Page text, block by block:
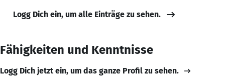
Logg Dich ein, um alle Einträge zu sehen.
Fähigkeiten und Kenntnisse
Logg Dich jetzt ein, um das ganze Profil zu sehen.